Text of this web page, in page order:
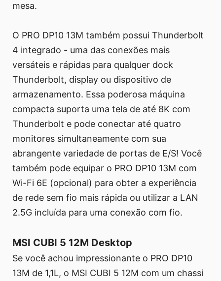
mesa.
O PRO DP10 13M também possui Thunderbolt
4 integrado - uma das conexões mais
versáteis e rápidas para qualquer dock
Thunderbolt, display ou dispositivo de
armazenamento. Essa poderosa máquina
compacta suporta uma tela de até 8K com
Thunderbolt e pode conectar até quatro
monitores simultaneamente com sua
abrangente variedade de portas de E/S! Você
também pode equipar o PRO DP10 13M com
Wi-Fi 6E (opcional) para obter a experiência
de rede sem fio mais rápida ou utilizar a LAN
2.5G incluída para uma conexão com fio.
MSI CUBI 5 12M Desktop
Se você achou impressionante o PRO DP10
13M de 1,1L, o MSI CUBI 5 12M com um chassi